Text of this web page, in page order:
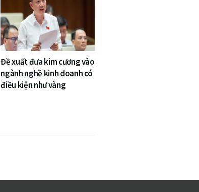
Đề xuất đưa kim cương vào
ngành nghề kinh doanh có
điều kiện như vàng